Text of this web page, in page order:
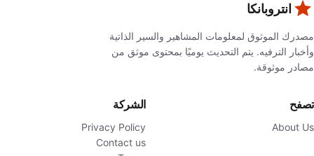
انتروبانكا
مصدرك الموثوق لمعلومات المشاهير والسير الذاتية
وأخبار الترفيه. يتم التحديث يوميًا بمحتوى موثق من
مصادر موثوقة.
تصفح
About Us
الشركة
Privacy Policy
Contact us